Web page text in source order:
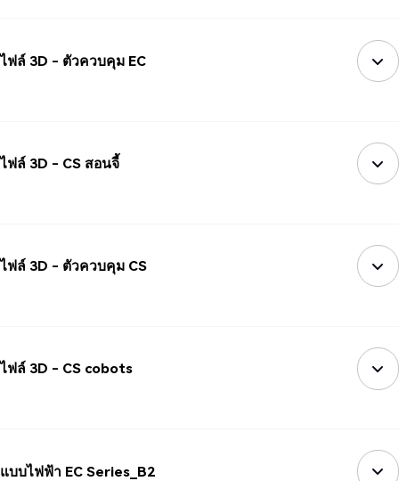
ไฟล์ 3D - ตัวควบคุม EC
ไฟล์ 3D - CS สอนจี้
ไฟล์ 3D - ตัวควบคุม CS
ไฟล์ 3D - CS cobots
แบบไฟฟ้า EC Series_B2